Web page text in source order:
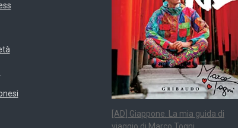
[AD] Giappone. La mia guida di